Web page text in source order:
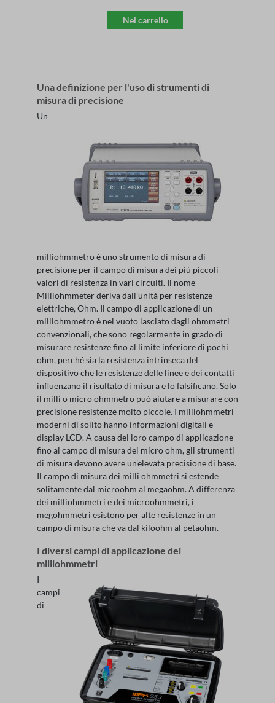
Nel carrello
Una definizione per l'uso di strumenti di
misura di precisione
Un
milliohmmetro è uno strumento di misura di
precisione per il campo di misura dei più piccoli
valori di resistenza in vari circuiti. Il nome
Milliohmmeter deriva dall'unità per resistenze
elettriche, Ohm. Il campo di applicazione di un
milliohmmetro è nel vuoto lasciato dagli ohmmetri
convenzionali, che sono regolarmente in grado di
misurare resistenze fino al limite inferiore di pochi
ohm, perché sia la resistenza intrinseca del
dispositivo che le resistenze delle linee e dei contatti
influenzano il risultato di misura e lo falsificano. Solo
il milli o micro ohmmetro può aiutare a misurare con
precisione resistenze molto piccole. I milliohmmetri
moderni di solito hanno informazioni digitali e
display LCD. A causa del loro campo di applicazione
fino al campo di misura dei micro ohm, gli strumenti
di misura devono avere un'elevata precisione di base.
Il campo di misura dei milli ohmmetri si estende
solitamente dal microohm al megaohm. A differenza
dei milliohmmetri e dei microohmmetri, i
megohmmetri esistono per alte resistenze in un
campo di misura che va dal kiloohm al petaohm.
I diversi campi di applicazione dei
milliohmmetri
I
campi
di